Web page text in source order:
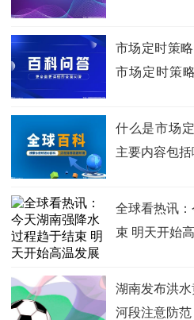
市场定时策
市场定时策
什么是市场
主要内容包括
全球看热讯
束 明天开始
湖南发布洪
河段注意防范